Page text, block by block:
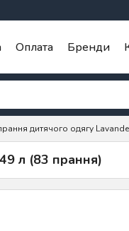
Оплата Бренди
дитячого одягу
л (83 прання)